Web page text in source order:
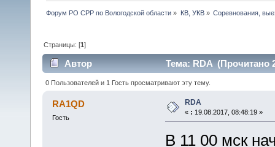
Форум РО СРР по Вологодской области » КВ, УКВ» Соревнования,
Страницы: [1]
Автор Тема: RDA (Прочитано
0 Пользователей и 1 Гость просматривают эту тему.
RA1QD
Гость
RDA
« : 19.08.2017, 08:48:19 »
В 11 00 мск